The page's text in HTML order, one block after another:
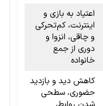
اعتیاد به بازی و
اینترنت، کم‌تحرکی
و چاقی، انزوا و
دوری از جمع
خانواده
کاهش دید و بازدید
حضوری، سطحی